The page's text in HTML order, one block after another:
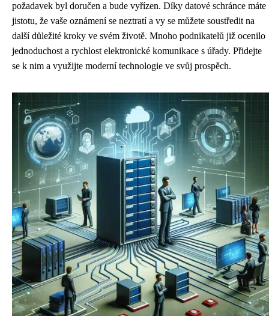
požadavek byl doručen a bude vyřízen. Díky datové schránce máte
jistotu, že vaše oznámení se neztratí a vy se můžete soustředit na
další důležité kroky ve svém životě. Mnoho podnikatelů již ocenilo
jednoduchost a rychlost elektronické komunikace s úřady. Přidejte
se k nim a využijte moderní technologie ve svůj prospěch.